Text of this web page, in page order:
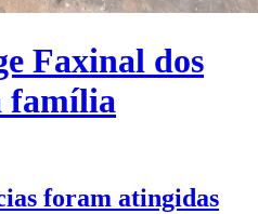
Faxinal dos
família
foram atingidas